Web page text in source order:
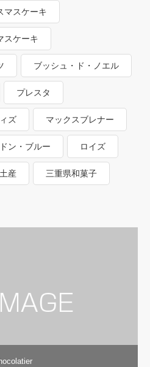
スケーキ
スケーキ
ブッシュ・ド・ノエル
プレスタ
ズ マックスブレナー
ン・ブルー ロイズ
産 三重県和菓子